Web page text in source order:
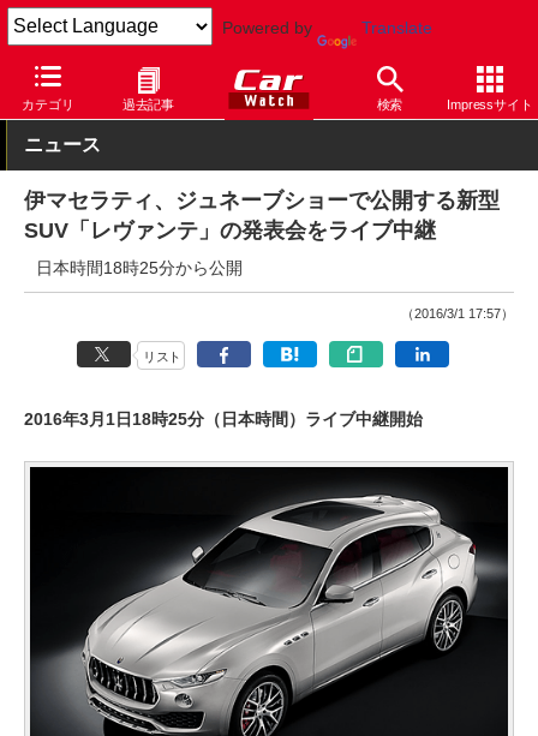
Powered by Translate
カテゴリ 過去記事 検索 Impressサイト
Car Watch イベント ジュネーブショー 2016
ニュース
伊マセラティ、ジュネーブショーで公開する新型
SUV「レヴァンテ」の発表会をライブ中継
日本時間18時25分から公開
（2016/3/1 17:57）
リスト
2016年3月1日18時25分（日本時間）ライブ中継開始